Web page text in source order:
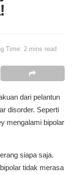
Time: 2 mins read
dari pelantun
disorder. Seperti
mengalami bipolar
siapa saja.
tidak merasa